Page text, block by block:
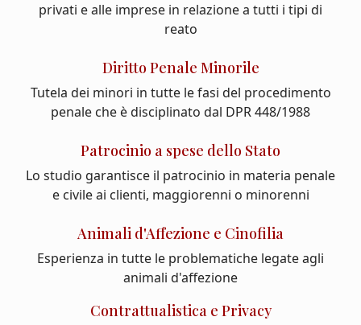
privati e alle imprese in relazione a tutti i tipi di
reato
Diritto Penale Minorile
Tutela dei minori in tutte le fasi del procedimento
penale che è disciplinato dal DPR 448/1988
Patrocinio a spese dello Stato
Lo studio garantisce il patrocinio in materia penale
e civile ai clienti, maggiorenni o minorenni
Animali d'Affezione e Cinofilia
Esperienza in tutte le problematiche legate agli
animali d'affezione
Contrattualistica e Privacy